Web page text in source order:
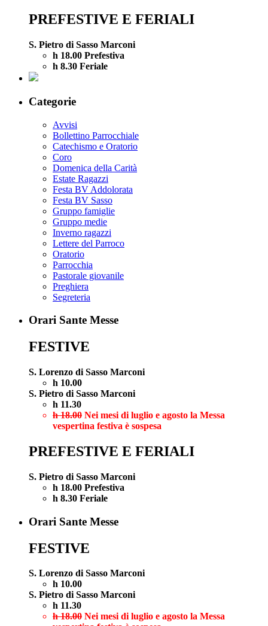
PREFESTIVE E FERIALI
S. Pietro di Sasso Marconi
h 18.00 Prefestiva
h 8.30 Feriale
Categorie
Avvisi
Bollettino Parrocchiale
Catechismo e Oratorio
Coro
Domenica della Carità
Estate Ragazzi
Festa BV Addolorata
Festa BV Sasso
Gruppo famiglie
Gruppo medie
Inverno ragazzi
Lettere del Parroco
Oratorio
Parrocchia
Pastorale giovanile
Preghiera
Segreteria
Orari Sante Messe
FESTIVE
S. Lorenzo di Sasso Marconi
h 10.00
S. Pietro di Sasso Marconi
h 11.30
h 18.00 Nei mesi di luglio e agosto la Messa
vespertina festiva è sospesa
PREFESTIVE E FERIALI
S. Pietro di Sasso Marconi
h 18.00 Prefestiva
h 8.30 Feriale
Orari Sante Messe
FESTIVE
S. Lorenzo di Sasso Marconi
h 10.00
S. Pietro di Sasso Marconi
h 11.30
h 18.00 Nei mesi di luglio e agosto la Messa